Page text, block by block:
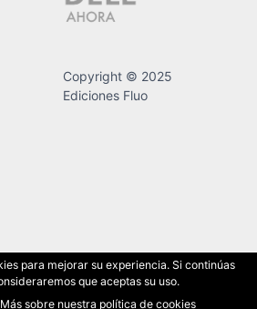
Copyright © 2025
Ediciones Fluo
para mejorar su experiencia. Si continúas
que aceptas su uso.
Más sobre nuestra política de cookies